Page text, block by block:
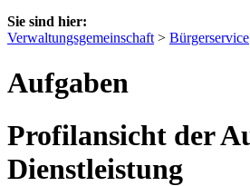
Sie sind hier:
Verwaltungsgemeinschaft > Bürgerservice
Aufgaben
Profilansicht der
Dienstleistung